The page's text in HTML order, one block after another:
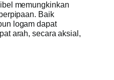
memungkinkan
Baik
logam dapat
arah, secara aksial,